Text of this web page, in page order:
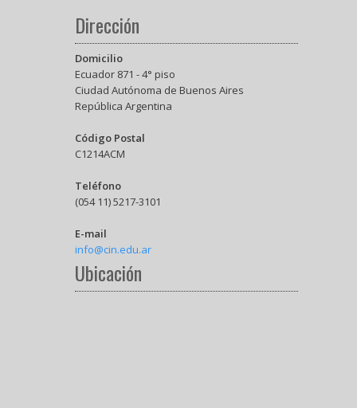
Dirección
Domicilio
Ecuador 871 - 4° piso
Ciudad Autónoma de Buenos Aires
República Argentina
Código Postal
C1214ACM
Teléfono
(054 11) 5217-3101
E-mail
info@cin.edu.ar
Ubicación